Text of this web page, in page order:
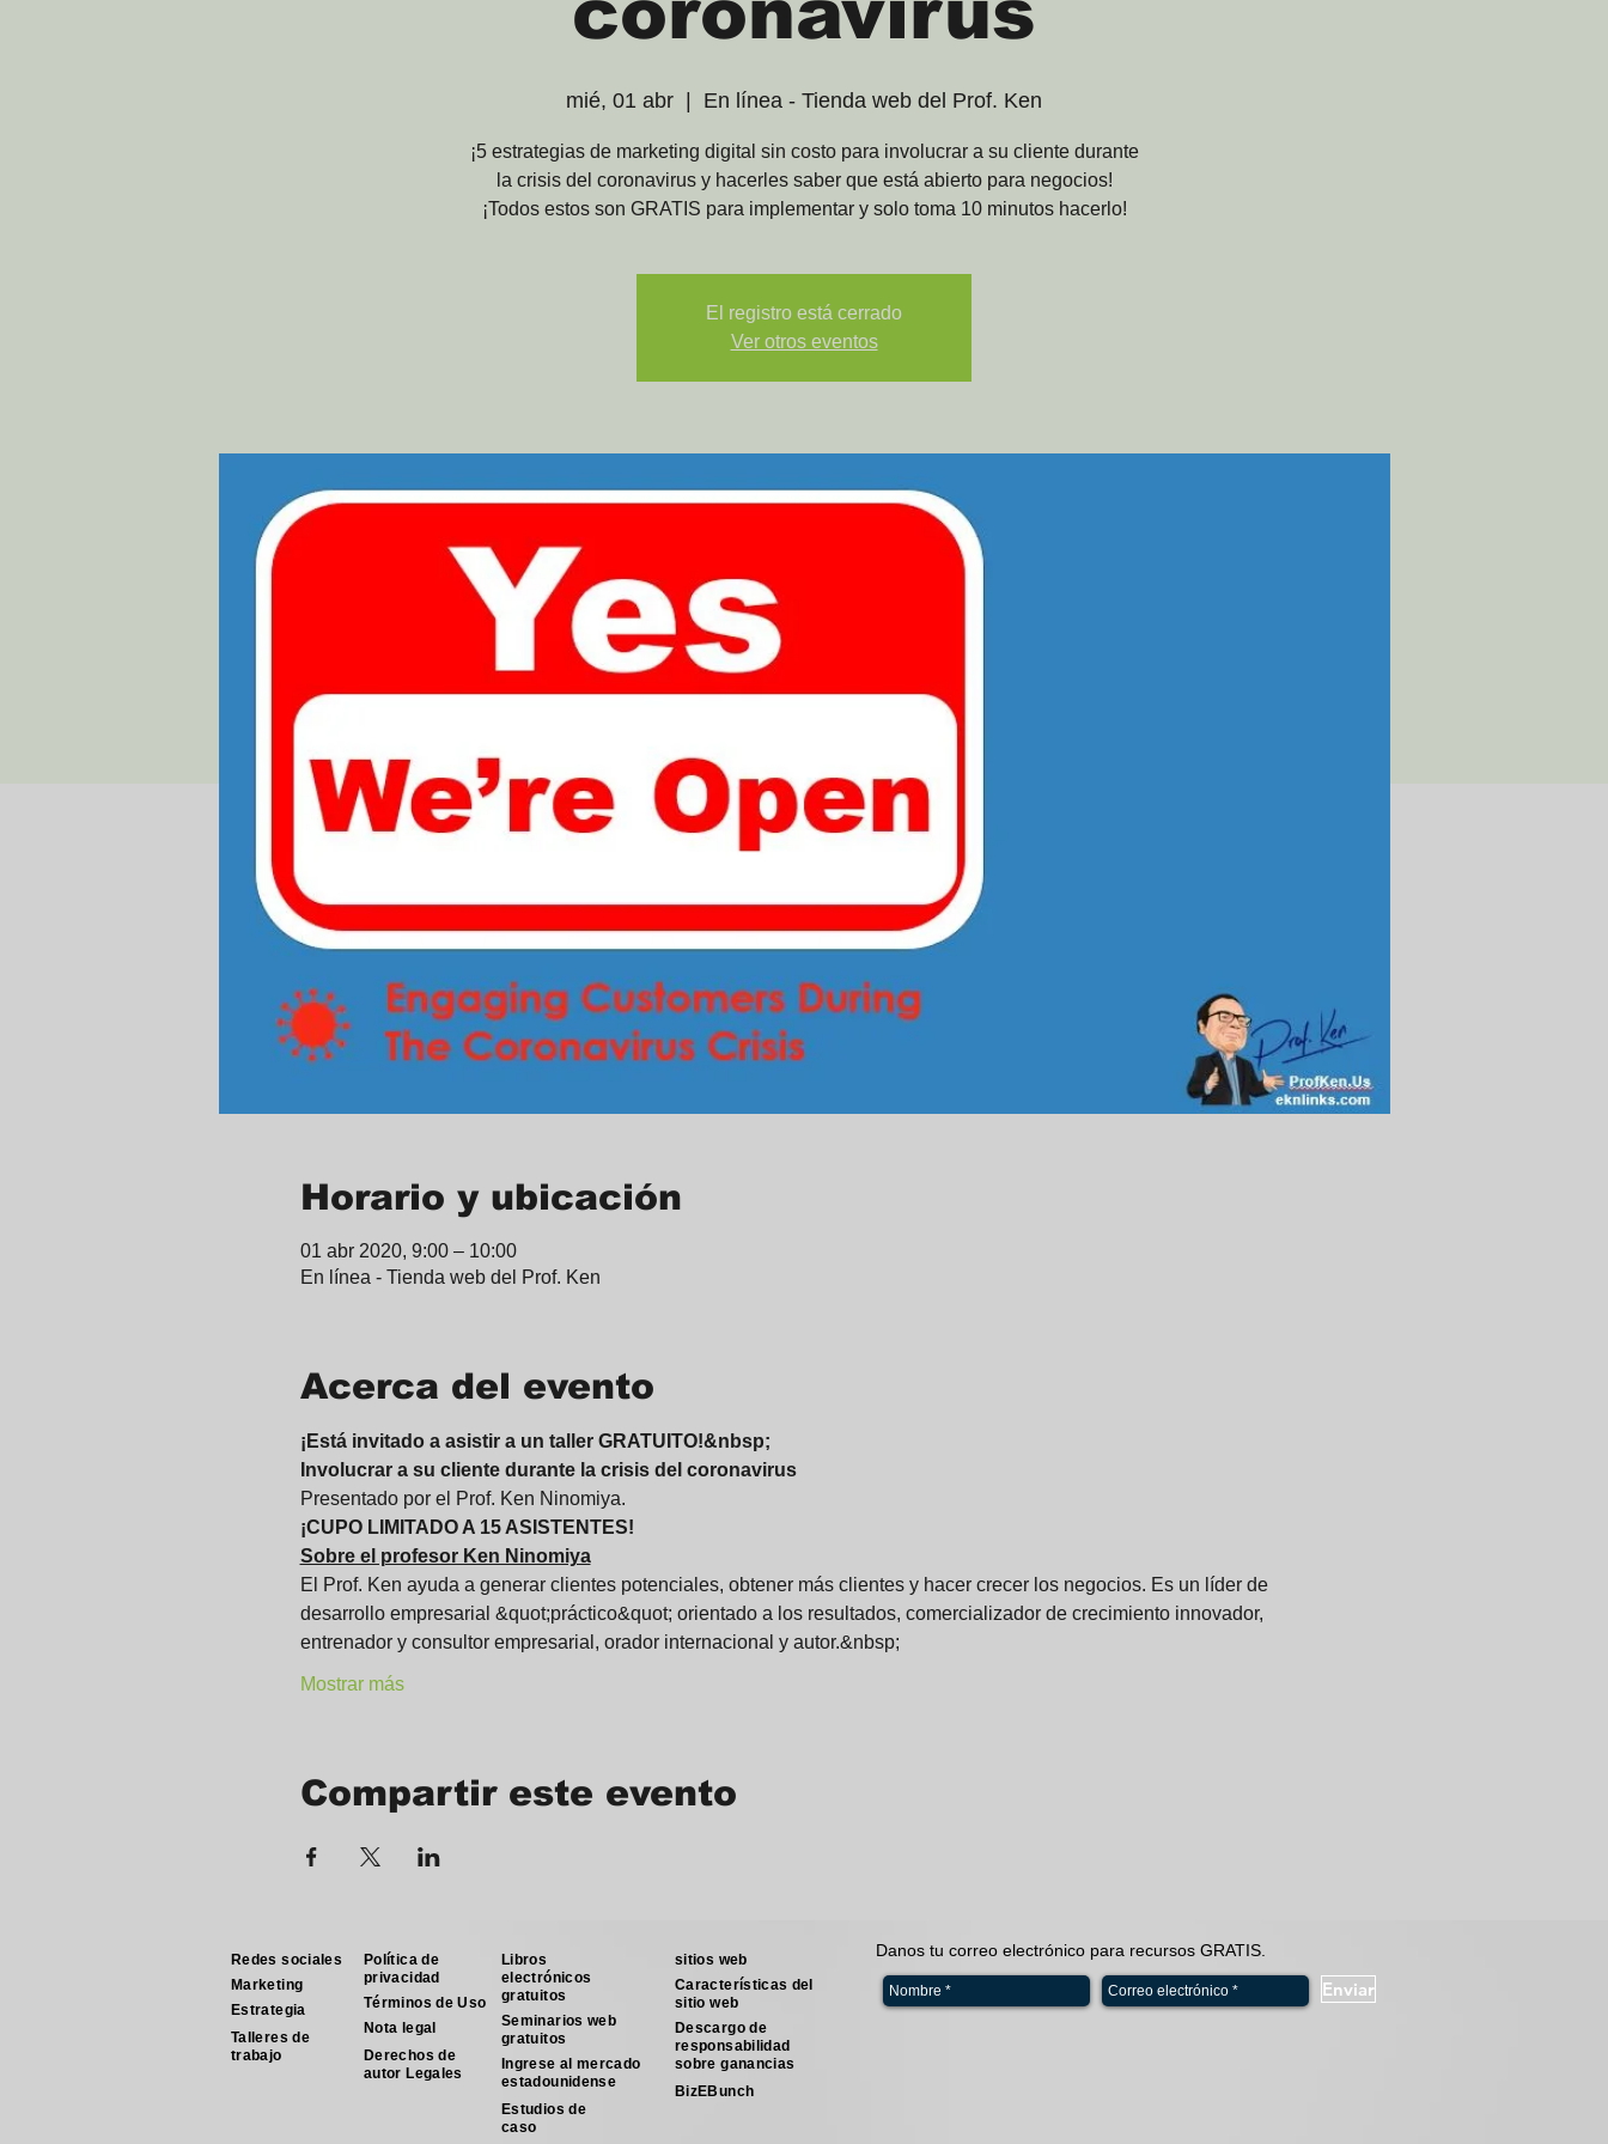
mié, 01 abr
  |
En línea - Tienda web del Prof. Ken
¡5 estrategias de marketing digital sin costo para involucrar a su cliente durante
la crisis del coronavirus y hacerles saber que está abierto para negocios!
¡Todos estos son GRATIS para implementar y solo toma 10 minutos hacerlo!
El registro está cerrado
Ver otros eventos
Horario y ubicación
01 abr 2020, 9:00 – 10:00
En línea - Tienda web del Prof. Ken
Acerca del evento
¡Está invitado a asistir a un taller GRATUITO!&nbsp;
Involucrar a su cliente durante la crisis del coronavirus
Presentado por el Prof. Ken Ninomiya.
¡CUPO LIMITADO A 15 ASISTENTES!
Sobre el profesor Ken Ninomiya
El Prof. Ken ayuda a generar clientes potenciales, obtener más clientes y hacer crecer los negocios. Es un líder de
desarrollo empresarial &quot;práctico&quot; orientado a los resultados, comercializador de crecimiento innovador,
entrenador y consultor empresarial, orador internacional y autor.&nbsp;
Mostrar más
Compartir este evento
Redes sociales
Marketing
Estrategia
Talleres de
trabajo
Política de
privacidad
Términos de Uso
Nota legal
Derechos de
autor Legales
Libros
electrónicos
gratuitos
Seminarios web
gratuitos
Ingrese al mercado
estadounidense
Estudios de
caso
sitios web
Características del
sitio web
Descargo de
responsabilidad
sobre ganancias
BizEBunch
Danos tu correo electrónico para recursos GRATIS.
Enviar